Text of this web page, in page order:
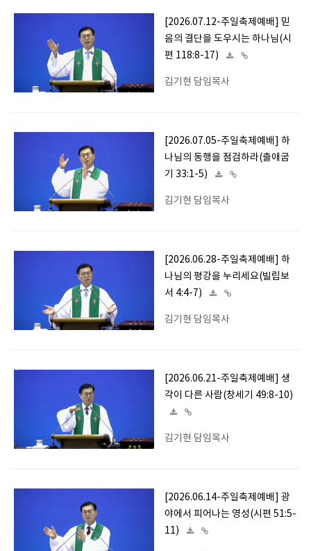
[2026.07.12-주일축제예배] 믿
음의 결단을 도우시는 하나님(시
편 118:8-17)
김기현 담임목사
[2026.07.05-주일축제예배] 하
나님의 동행을 점검하라(출애굽
기 33:1-5)
김기현 담임목사
[2026.06.28-주일축제예배] 하
나님의 평강을 누리세요(빌립보
서 4:4-7)
김기현 담임목사
[2026.06.21-주일축제예배] 생
각이 다른 사람(창세기 49:8-10)
김기현 담임목사
[2026.06.14-주일축제예배] 광
야에서 피어나는 영성(시편 51:5-
11)